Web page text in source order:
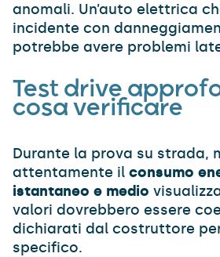
anomali. Un’auto elettrica
incidente con
potrebbe avere problemi
Test drive
cosa verificare
Durante la prova su strada,
attentamente il consumo
istantaneo e medio
valori dovrebbero essere
dichiarati dal costruttore
specifico.